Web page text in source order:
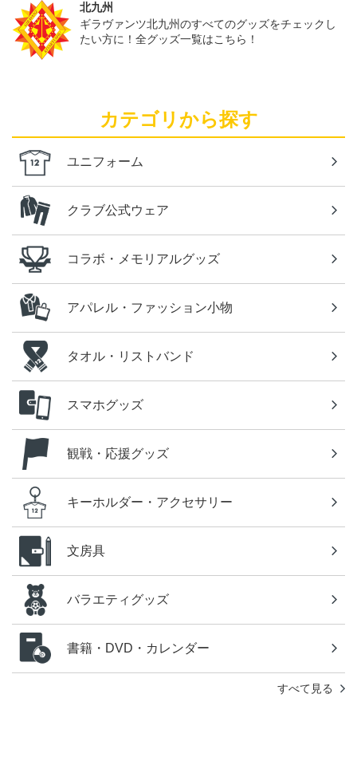
北九州
ギラヴァンツ北九州のすべてのグッズをチェックし
たい方に！全グッズ一覧はこちら！
カテゴリから探す
ユニフォーム
クラブ公式ウェア
コラボ・メモリアルグッズ
アパレル・ファッション小物
タオル・リストバンド
スマホグッズ
観戦・応援グッズ
キーホルダー・アクセサリー
文房具
バラエティグッズ
書籍・DVD・カレンダー
すべて見る